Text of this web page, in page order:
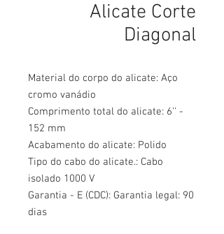
Alicate Corte
Diagonal
Material do corpo do alicate: Aço
cromo vanádio
Comprimento total do alicate: 6'' -
152 mm
Acabamento do alicate: Polido
Tipo do cabo do alicate.: Cabo
isolado 1000 V
Garantia - E (CDC): Garantia legal: 90
dias